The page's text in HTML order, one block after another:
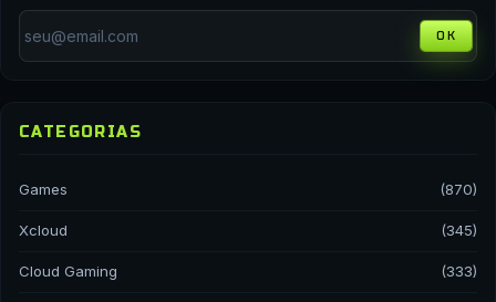
OK
CATEGORIAS
Games (870)
Xcloud (345)
Cloud Gaming (333)